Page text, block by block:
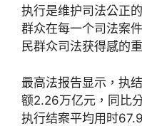
执行是维护司法公正
群众在每一个司法案
民群众司法获得感的
最高法报告显示，执
额2.26万亿元，同比
执行结案平均用时